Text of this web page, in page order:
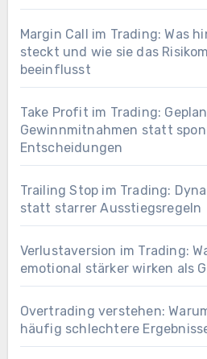
Margin Call im Trading: Was
steckt und wie sie das
beeinflusst
Take Profit im Trading:
Gewinnmitnahmen statt
Entscheidungen
Trailing Stop im Trading:
statt starrer Ausstiegsregeln
Verlustaversion im Trading:
emotional stärker wirken als
Overtrading verstehen:
häufig schlechtere